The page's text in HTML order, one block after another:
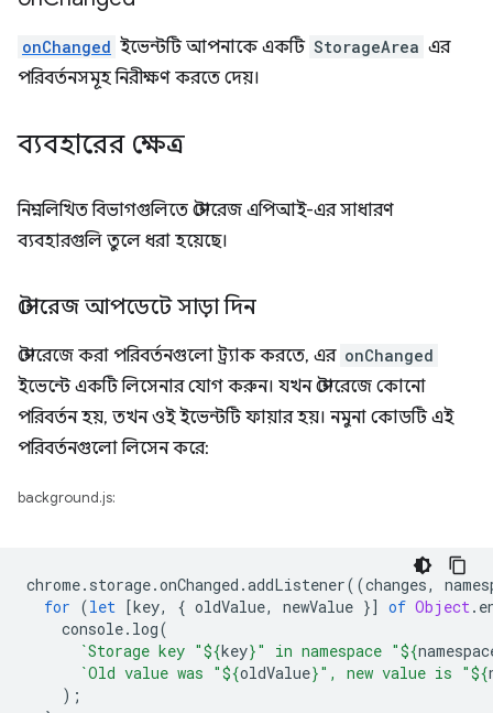
onChanged ইভেন্টটি আপনাকে একটি StorageArea এর
পরিবর্তনসমূহ নিরীক্ষণ করতে দেয়।
ব্যবহারের ক্ষেত্র
নিম্নলিখিত বিভাগগুলিতে স্টোরেজ এপিআই-এর সাধারণ
ব্যবহারগুলি তুলে ধরা হয়েছে।
স্টোরেজ আপডেটে সাড়া দিন
স্টোরেজে করা পরিবর্তনগুলো ট্র্যাক করতে, এর onChanged
ইভেন্টে একটি লিসেনার যোগ করুন। যখন স্টোরেজে কোনো
পরিবর্তন হয়, তখন ওই ইভেন্টটি ফায়ার হয়। নমুনা কোডটি এই
পরিবর্তনগুলো লিসেন করে:
background.js:
chrome. storage.onChanged .addListener((changes,
for (let [key, { oldValue, newValue }] of Object.
console. log(
`Storage key "${key}" in namespace "${
`Old value was "${oldValue}", new value is "${
);